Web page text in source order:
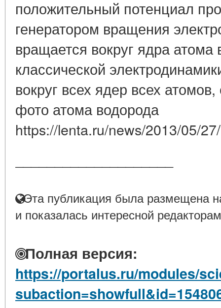
положительный потенциал
генератором вращения
вращается вокруг ядра
классической
вокруг всех ядер всех
фото атома водорода
https://lenta.ru/news/2013/05/
Эта публикация была размещена
и показалась интересной
Полная версия:
https://portalus.ru/modules/